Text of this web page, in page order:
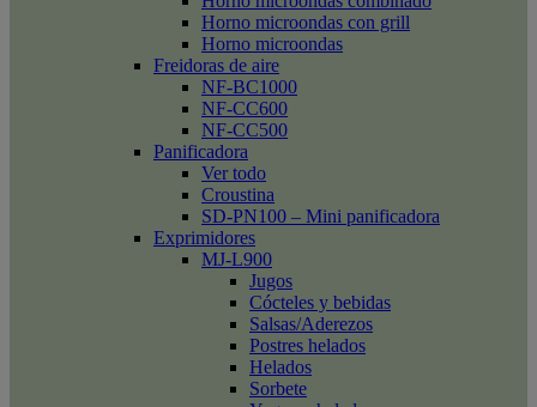
Horno microondas con grill
Horno microondas
Freidoras de aire
NF-BC1000
NF-CC600
NF-CC500
Panificadora
Ver todo
Croustina
SD-PN100 – Mini panificadora
Exprimidores
MJ-L900
Jugos
Cócteles y bebidas
Salsas/Aderezos
Postres helados
Helados
Sorbete